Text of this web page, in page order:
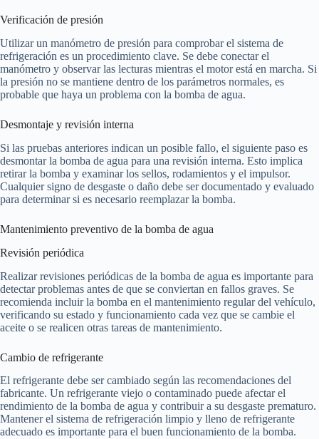
Verificación de presión
Utilizar un manómetro de presión para comprobar el sistema de
refrigeración es un procedimiento clave. Se debe conectar el
manómetro y observar las lecturas mientras el motor está en marcha. Si
la presión no se mantiene dentro de los parámetros normales, es
probable que haya un problema con la bomba de agua.
Desmontaje y revisión interna
Si las pruebas anteriores indican un posible fallo, el siguiente paso es
desmontar la bomba de agua para una revisión interna. Esto implica
retirar la bomba y examinar los sellos, rodamientos y el impulsor.
Cualquier signo de desgaste o daño debe ser documentado y evaluado
para determinar si es necesario reemplazar la bomba.
Mantenimiento preventivo de la bomba de agua
Revisión periódica
Realizar revisiones periódicas de la bomba de agua es importante para
detectar problemas antes de que se conviertan en fallos graves. Se
recomienda incluir la bomba en el mantenimiento regular del vehículo,
verificando su estado y funcionamiento cada vez que se cambie el
aceite o se realicen otras tareas de mantenimiento.
Cambio de refrigerante
El refrigerante debe ser cambiado según las recomendaciones del
fabricante. Un refrigerante viejo o contaminado puede afectar el
rendimiento de la bomba de agua y contribuir a su desgaste prematuro.
Mantener el sistema de refrigeración limpio y lleno de refrigerante
adecuado es importante para el buen funcionamiento de la bomba.